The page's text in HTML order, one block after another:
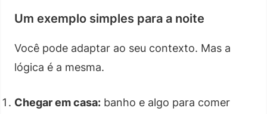
Um exemplo simples para a noite
Você pode adaptar ao seu contexto. Mas a
lógica é a mesma.
Chegar em casa: banho e algo para comer